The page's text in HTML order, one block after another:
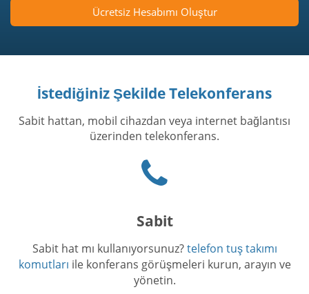
Ücretsiz Hesabımı Oluştur
İstediğiniz Şekilde Telekonferans
Sabit hattan, mobil cihazdan veya internet bağlantısı
üzerinden telekonferans.
icon
Sabit
Sabit hat mı kullanıyorsunuz?telefon tuş takımı
komutları ile konferans görüşmeleri kurun, arayın ve
yönetin.